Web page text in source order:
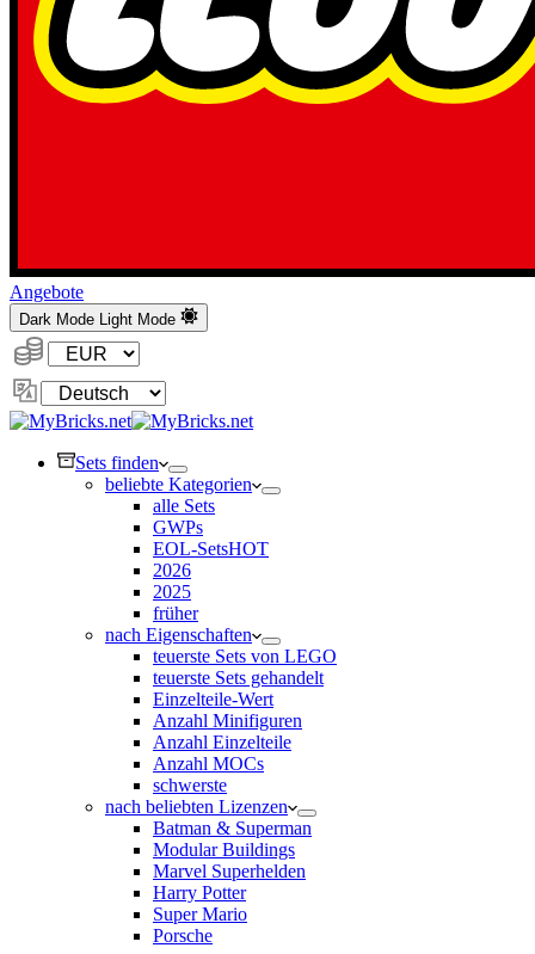
Angebote
Dark Mode Light Mode
Währung:
Sprache
ändern
Sets finden
beliebte Kategorien
alle Sets
GWPs
EOL-SetsHOT
2026
2025
früher
nach Eigenschaften
teuerste Sets von LEGO
teuerste Sets gehandelt
Einzelteile-Wert
Anzahl Minifiguren
Anzahl Einzelteile
Anzahl MOCs
schwerste
nach beliebten Lizenzen
Batman & Superman
Modular Buildings
Marvel Superhelden
Harry Potter
Super Mario
Porsche